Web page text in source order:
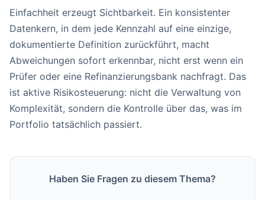
Einfachheit erzeugt Sichtbarkeit. Ein konsistenter
Datenkern, in dem jede Kennzahl auf eine einzige,
dokumentierte Definition zurückführt, macht
Abweichungen sofort erkennbar, nicht erst wenn ein
Prüfer oder eine Refinanzierungsbank nachfragt. Das
ist aktive Risikosteuerung: nicht die Verwaltung von
Komplexität, sondern die Kontrolle über das, was im
Portfolio tatsächlich passiert.
Haben Sie Fragen zu diesem Thema?